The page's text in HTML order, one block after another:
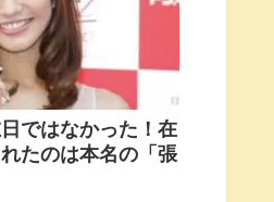
ではなかった！在
たのは本名の「張